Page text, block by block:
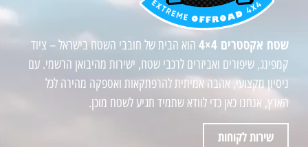
שטח אקסטרים 4×4
הוא הבית של חובבי השטח בישראל – ציוד
קמפינג, שיפורים ואביזרים לרכבי שטח, ישירות מהיבואן הרשמי. עם
ניסיון מקצועי, אהבה אמיתית להרפתקאות ואספקה מהירה לכל
הארץ, אנחנו כאן כדי לוודא שתמיד תגיע לשטח מוכן.
שירות לקוחות